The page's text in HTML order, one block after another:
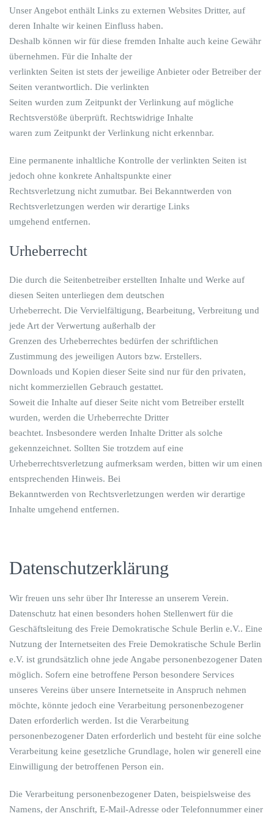
Unser Angebot enthält Links zu externen Websites Dritter, auf
deren Inhalte wir keinen Einfluss haben.
Deshalb können wir für diese fremden Inhalte auch keine Gewähr
übernehmen. Für die Inhalte der
verlinkten Seiten ist stets der jeweilige Anbieter oder Betreiber der
Seiten verantwortlich. Die verlinkten
Seiten wurden zum Zeitpunkt der Verlinkung auf mögliche
Rechtsverstöße überprüft. Rechtswidrige Inhalte
waren zum Zeitpunkt der Verlinkung nicht erkennbar.
Eine permanente inhaltliche Kontrolle der verlinkten Seiten ist
jedoch ohne konkrete Anhaltspunkte einer
Rechtsverletzung nicht zumutbar. Bei Bekanntwerden von
Rechtsverletzungen werden wir derartige Links
umgehend entfernen.
Urheberrecht
Die durch die Seitenbetreiber erstellten Inhalte und Werke auf
diesen Seiten unterliegen dem deutschen
Urheberrecht. Die Vervielfältigung, Bearbeitung, Verbreitung und
jede Art der Verwertung außerhalb der
Grenzen des Urheberrechtes bedürfen der schriftlichen
Zustimmung des jeweiligen Autors bzw. Erstellers.
Downloads und Kopien dieser Seite sind nur für den privaten,
nicht kommerziellen Gebrauch gestattet.
Soweit die Inhalte auf dieser Seite nicht vom Betreiber erstellt
wurden, werden die Urheberrechte Dritter
beachtet. Insbesondere werden Inhalte Dritter als solche
gekennzeichnet. Sollten Sie trotzdem auf eine
Urheberrechtsverletzung aufmerksam werden, bitten wir um einen
entsprechenden Hinweis. Bei
Bekanntwerden von Rechtsverletzungen werden wir derartige
Inhalte umgehend entfernen.
Datenschutzerklärung
Wir freuen uns sehr über Ihr Interesse an unserem Verein.
Datenschutz hat einen besonders hohen Stellenwert für die
Geschäftsleitung des Freie Demokratische Schule Berlin e.V.. Eine
Nutzung der Internetseiten des Freie Demokratische Schule Berlin
e.V. ist grundsätzlich ohne jede Angabe personenbezogener Daten
möglich. Sofern eine betroffene Person besondere Services
unseres Vereins über unsere Internetseite in Anspruch nehmen
möchte, könnte jedoch eine Verarbeitung personenbezogener
Daten erforderlich werden. Ist die Verarbeitung
personenbezogener Daten erforderlich und besteht für eine solche
Verarbeitung keine gesetzliche Grundlage, holen wir generell eine
Einwilligung der betroffenen Person ein.
Die Verarbeitung personenbezogener Daten, beispielsweise des
Namens, der Anschrift, E-Mail-Adresse oder Telefonnummer einer